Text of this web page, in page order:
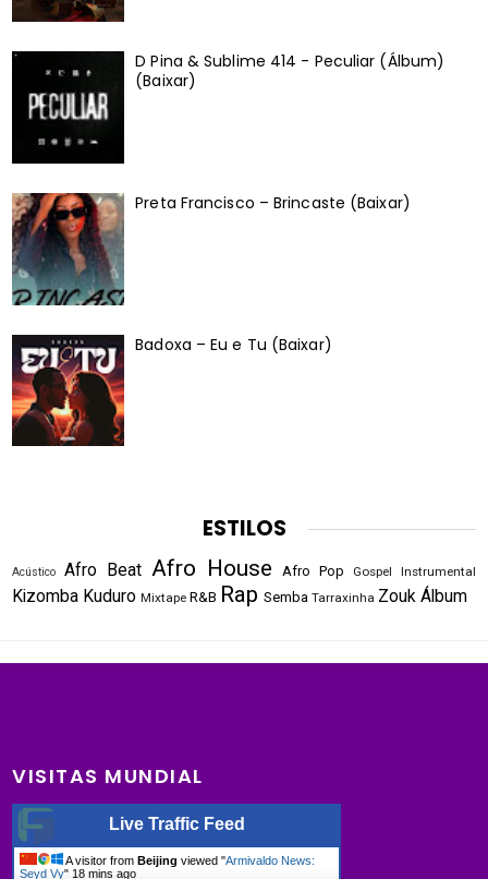
D Pina & Sublime 414 - Peculiar (Álbum)
(Baixar)
Preta Francisco – Brincaste (Baixar)
Badoxa – Eu e Tu (Baixar)
ESTILOS
Acústico Afro Beat Afro House Afro Pop Gospel Instrumental
Kizomba Kuduro Mixtape R&B Rap Semba Tarraxinha Zouk Álbum
VISITAS MUNDIAL
Live Traffic Feed
A visitor fromBeijing viewed "Armivaldo News:
Seyd Vy" 18 mins ago